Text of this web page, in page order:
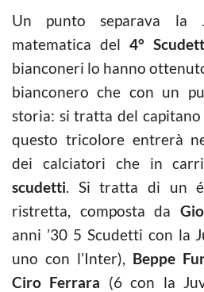
Un punto separava la
matematica del 4°
bianconeri lo hanno
bianconero che con un
storia: si tratta del capitano
questo tricolore entrerà
dei calciatori che in
scudetti. Si tratta di un
ristretta, composta da
anni ’30 5 Scudetti con la
uno con l’Inter), Beppe
Ciro Ferrara (6 con la